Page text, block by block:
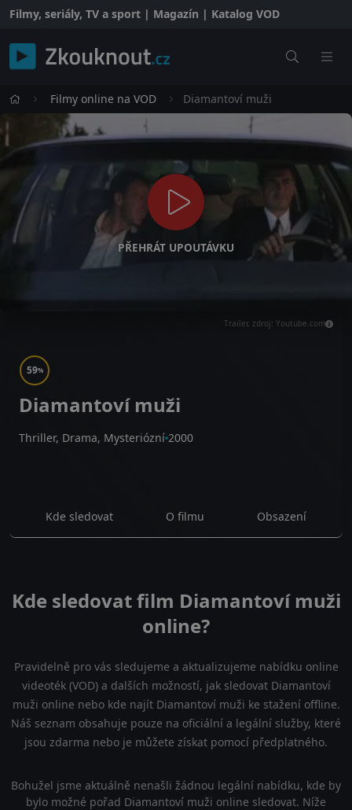
Filmy, seriály, TV a sport | Magazín | Katalog VOD
Filmy online na VOD Diamantoví muži
PŘEHRÁT UPOUTÁVKU
Trailer, zdroj: Youtube.com
59%
Diamantoví muži
Thriller, Drama, Mysteriózní 2000
Kde sledovat O filmu Obsazení
Kde sledovat film Diamantoví muži
online?
Pravidelně pro vás sledujeme a aktualizujeme nabídku online
videoték (VOD) a dalších možností, jak sledovat Diamantoví
muži online nebo kde najít Diamantoví muži ke stažení offline.
Náš seznam obsahuje pouze na oficiální a legální služby, které
jsou zdarma nebo je můžete získat pomocí předplatného.
Bohužel jsme aktuálně nenašli žádnou legální nabídku, kde by
bylo možné pořad Diamantoví muži online sledovat. Níže